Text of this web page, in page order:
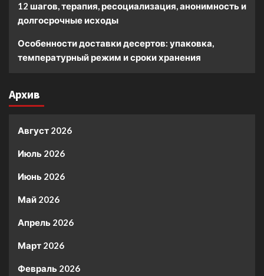
12 шагов, терапия, ресоциализация, анонимность и
долгосрочные исходы
Особенности доставки десертов: упаковка,
температурный режим и сроки хранения
Архив
Август 2026
Июль 2026
Июнь 2026
Май 2026
Апрель 2026
Март 2026
Февраль 2026